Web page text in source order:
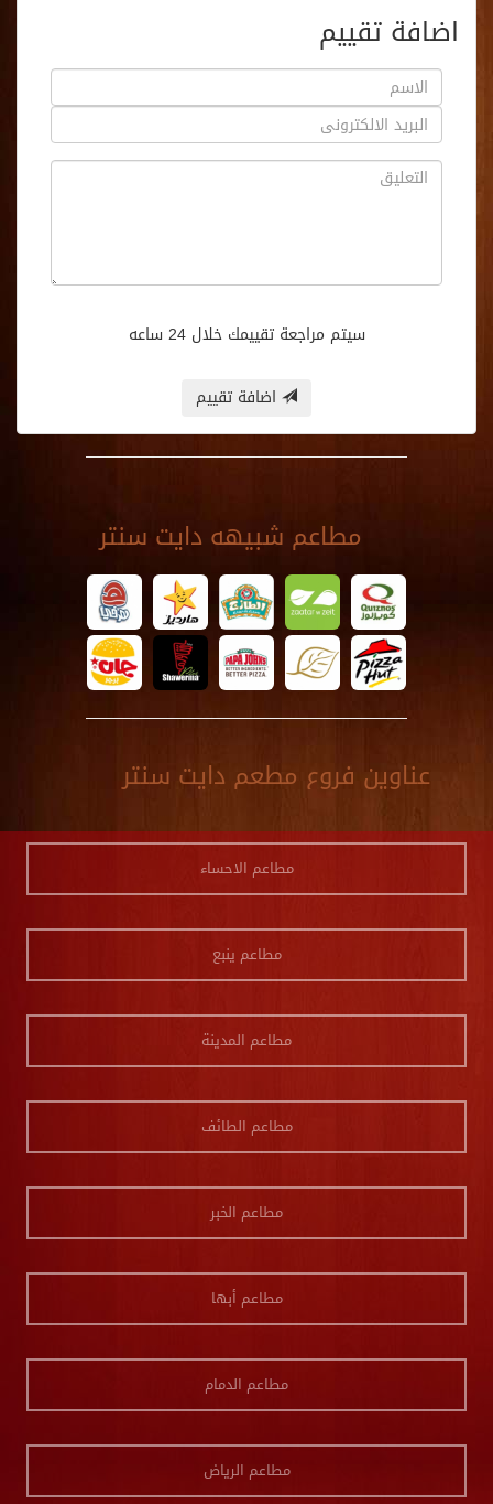
اضافة تقييم
سيتم مراجعة تقييمك خلال 24 ساعه
مطاعم شبيهه دايت سنتر
عناوين فروع مطعم دايت سنتر
مطاعم الاحساء
مطاعم ينبع
مطاعم المدينة
مطاعم الطائف
مطاعم الخبر
مطاعم أبها
مطاعم الدمام
مطاعم الرياض